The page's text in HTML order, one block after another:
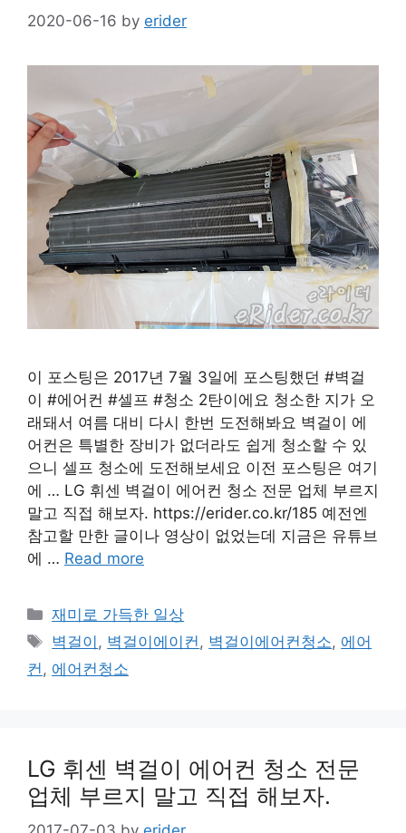
2020-06-16 by erider
이 포스팅은 2017년 7월 3일에 포스팅했던 #벽걸
이 #에어컨 #셀프 #청소 2탄이에요 청소한 지가 오
래돼서 여름 대비 다시 한번 도전해봐요 벽걸이 에
어컨은 특별한 장비가 없더라도 쉽게 청소할 수 있
으니 셀프 청소에 도전해보세요 이전 포스팅은 여기
에 … LG 휘센 벽걸이 에어컨 청소 전문 업체 부르지
말고 직접 해보자. https://erider.co.kr/185 예전엔
참고할 만한 글이나 영상이 없었는데 지금은 유튜브
에 … Read more
Categories
재미로 가득한 일상
Tags
벽걸이 , 벽걸이에이컨 , 벽걸이에어컨청소, 에어
컨 , 에어컨청소
LG 휘센 벽걸이 에어컨 청소 전문
업체 부르지 말고 직접 해보자.